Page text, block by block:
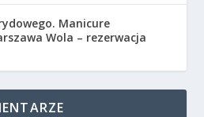
Manicure
Wola – rezerwacja